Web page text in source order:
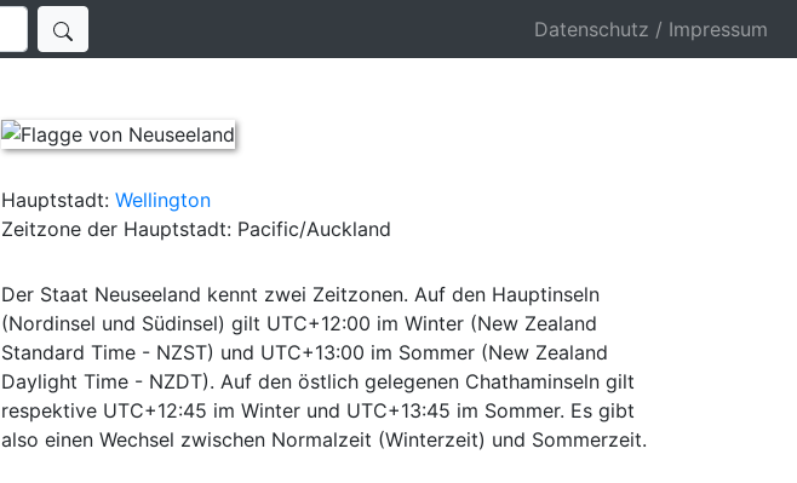
Datenschutz / Impressum
Hauptstadt: Wellington
Zeitzone der Hauptstadt: Pacific/Auckland
Der Staat Neuseeland kennt zwei Zeitzonen. Auf den Hauptinseln
(Nordinsel und Südinsel) gilt UTC+12:00 im Winter (New Zealand
Standard Time - NZST) und UTC+13:00 im Sommer (New Zealand
Daylight Time - NZDT). Auf den östlich gelegenen Chathaminseln gilt
respektive UTC+12:45 im Winter und UTC+13:45 im Sommer. Es gibt
also einen Wechsel zwischen Normalzeit (Winterzeit) und Sommerzeit.